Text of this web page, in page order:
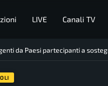
LIVE Canali TV
da Paesi partecipanti a